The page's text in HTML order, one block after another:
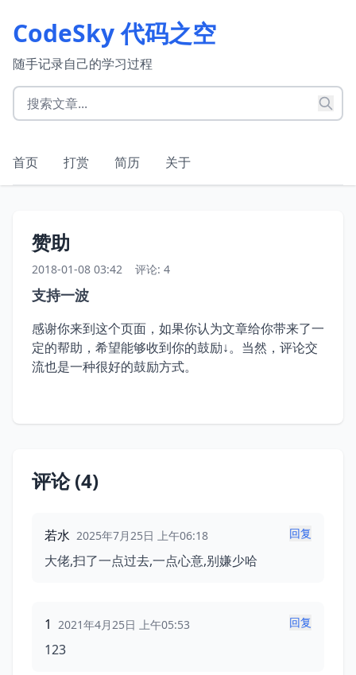
CodeSky 代码之空
随手记录自己的学习过程
首页 打赏 简历 关于
赞助
2018-01-08 03:42 评论: 4
支持一波
感谢你来到这个页面，如果你认为文章给你带来了一
定的帮助，希望能够收到你的鼓励↓。当然，评论交
流也是一种很好的鼓励方式。
评论 (4)
若水 2025年7月25日 上午06:18 回复
大佬,扫了一点过去,一点心意,别嫌少哈
1 2021年4月25日 上午05:53 回复
123